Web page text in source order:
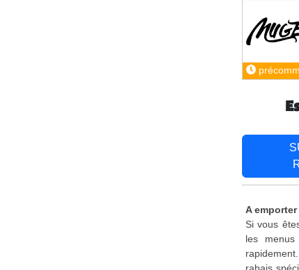
A
Si vous
les